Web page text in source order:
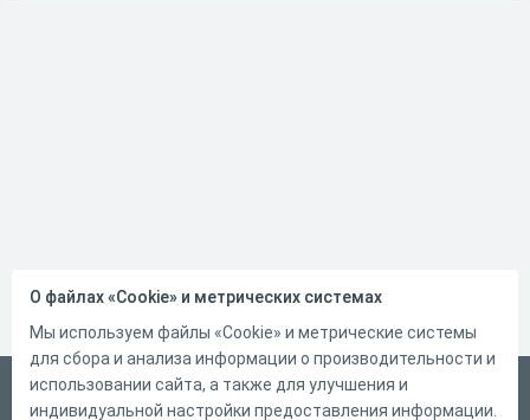
Русский
О файлах «Cookie» и метрических системах
Мы используем файлы «Cookie» и метрические системы
для сбора и анализа информации о производительности и
использовании сайта, а также для улучшения и
индивидуальной настройки предоставления информации.